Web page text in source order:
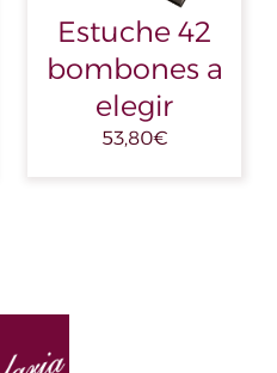
Estuche 42
bombones a
elegir
53,80€